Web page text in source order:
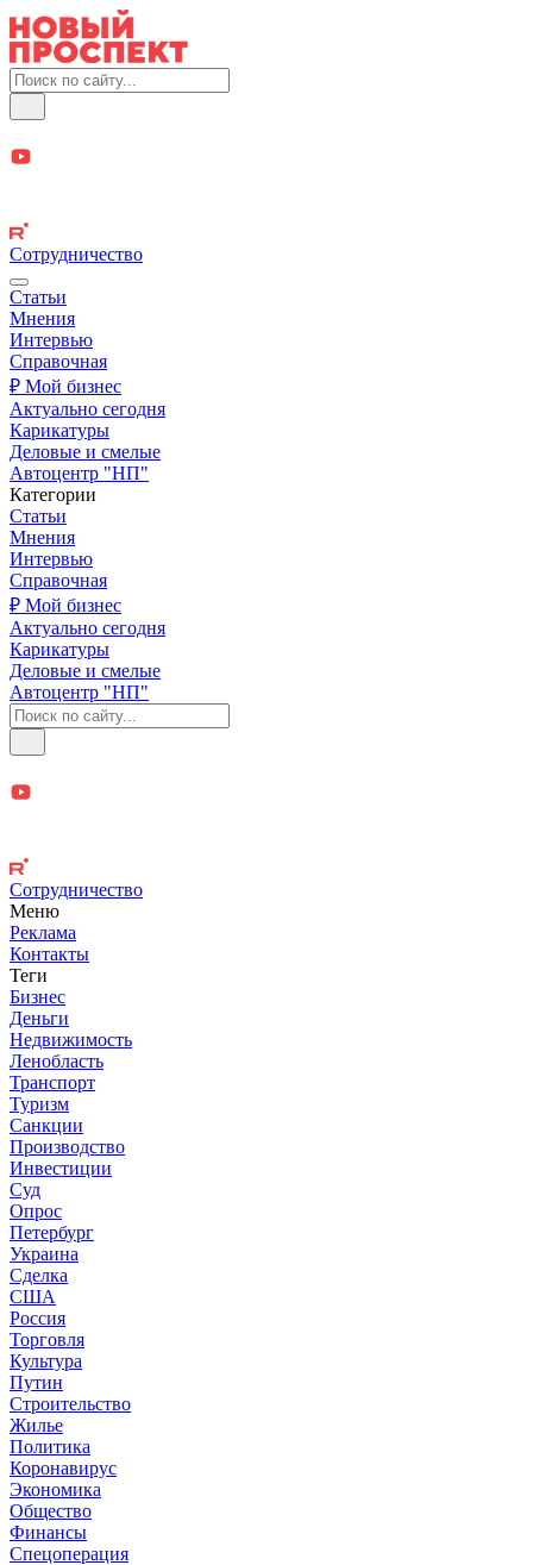
Сотрудничество
Статьи
Мнения
Интервью
Справочная
₽ Мой бизнес
Актуально сегодня
Карикатуры
Деловые и смелые
Автоцентр "НП"
Категории
Статьи
Мнения
Интервью
Справочная
₽ Мой бизнес
Актуально сегодня
Карикатуры
Деловые и смелые
Автоцентр "НП"
Сотрудничество
Меню
Реклама
Контакты
Теги
Бизнес
Деньги
Недвижимость
Ленобласть
Транспорт
Туризм
Санкции
Производство
Инвестиции
Суд
Опрос
Петербург
Украина
Сделка
США
Россия
Торговля
Культура
Путин
Строительство
Жилье
Политика
Коронавирус
Экономика
Общество
Финансы
Спецоперация